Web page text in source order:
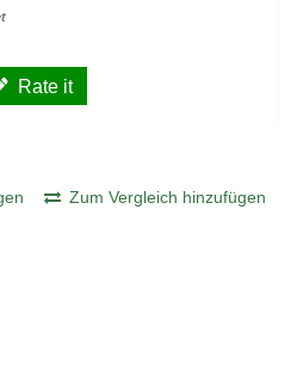
Rate it
Zum Vergleich hinzufügen